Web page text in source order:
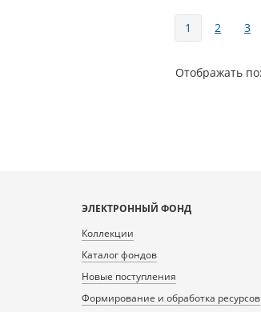
Страницы
1 2 3
Отображать по
ЭЛЕКТРОННЫЙ ФОНД
Коллекции
Каталог фондов
Новые поступления
Формирование и обработка ресурсов